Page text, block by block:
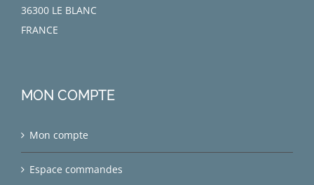
36300 LE BLANC
FRANCE
MON COMPTE
Mon compte
Espace commandes